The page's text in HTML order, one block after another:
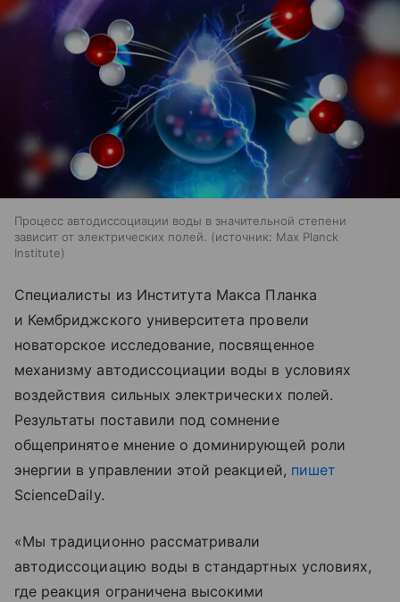
Процесс автодиссоциации воды в значительной степени
зависит от электрических полей.
источник: Max Planck
Institute
Специалисты из Института Макса Планка
и Кембриджского университета провели
новаторское исследование, посвященное
механизму автодиссоциации воды в условиях
воздействия сильных электрических полей.
Результаты поставили под сомнение
общепринятое мнение о доминирующей роли
энергии в управлении этой реакцией, пишет
ScienceDaily.
«Мы традиционно рассматривали
автодиссоциацию воды в стандартных условиях,
где реакция ограничена высокими